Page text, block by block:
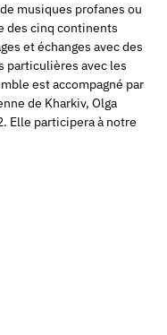
musiques profanes ou
des cinq continents
et échanges avec des
particulières avec les
est accompagné par
de Kharkiv, Olga
Elle participera à notre